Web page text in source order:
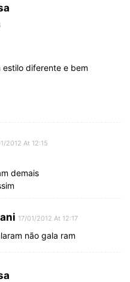
estilo diferente e bem
2012 At 12:15
demais
17/01/2012 At 12:17
não gala ram